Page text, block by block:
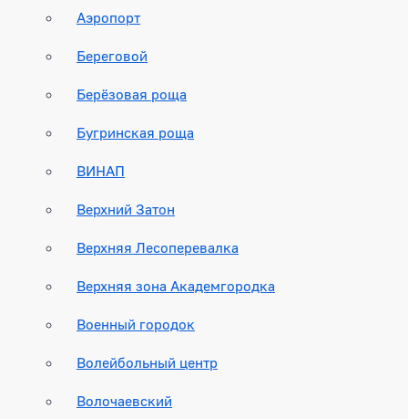
Аэропорт
Береговой
Берёзовая роща
Бугринская роща
ВИНАП
Верхний Затон
Верхняя Лесоперевалка
Верхняя зона Академгородка
Военный городок
Волейбольный центр
Волочаевский